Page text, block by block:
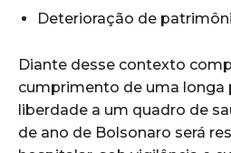
Deterioração de
Diante desse contexto
cumprimento de uma longa
liberdade a um quadro de
de ano de Bolsonaro será